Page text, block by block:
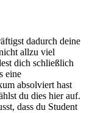
dadurch deine
allzu viel
dich schließlich
eine
absolviert hast
du dies hier auf.
dass du Student